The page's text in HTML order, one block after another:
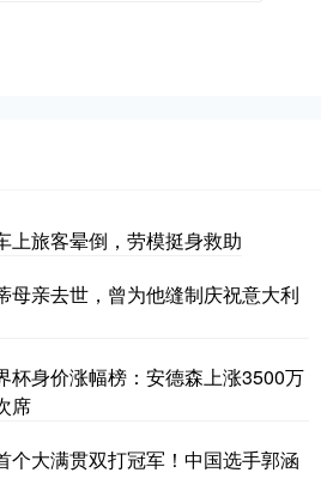
上旅客晕倒，劳模挺身救助
母亲去世，曾为他缝制庆祝意大利
杯身价涨幅榜：安德森上涨3500万
席
个大满贯双打冠军！中国选手郭涵